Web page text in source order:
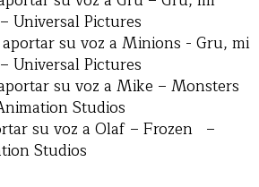
Pictures
su voz a Minions - Gru, mi
Pictures
su voz a Mike – Monsters
Studios
su voz a Olaf – Frozen –
Studios